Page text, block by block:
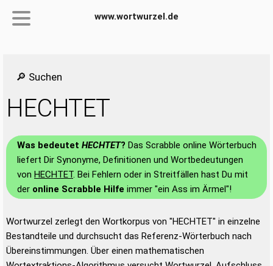
www.wortwurzel.de
🔎 Suchen
HECHTET
Was bedeutet HECHTET? Das Scrabble online Wörterbuch
liefert Dir Synonyme, Definitionen und Wortbedeutungen
von HECHTET. Bei Fehlern oder in Streitfällen hast Du mit
der online Scrabble Hilfe immer "ein Ass im Ärmel"!
Wortwurzel zerlegt den Wortkorpus von "HECHTET" in einzelne
Bestandteile und durchsucht das Referenz-Wörterbuch nach
Übereinstimmungen. Über einen mathematischen